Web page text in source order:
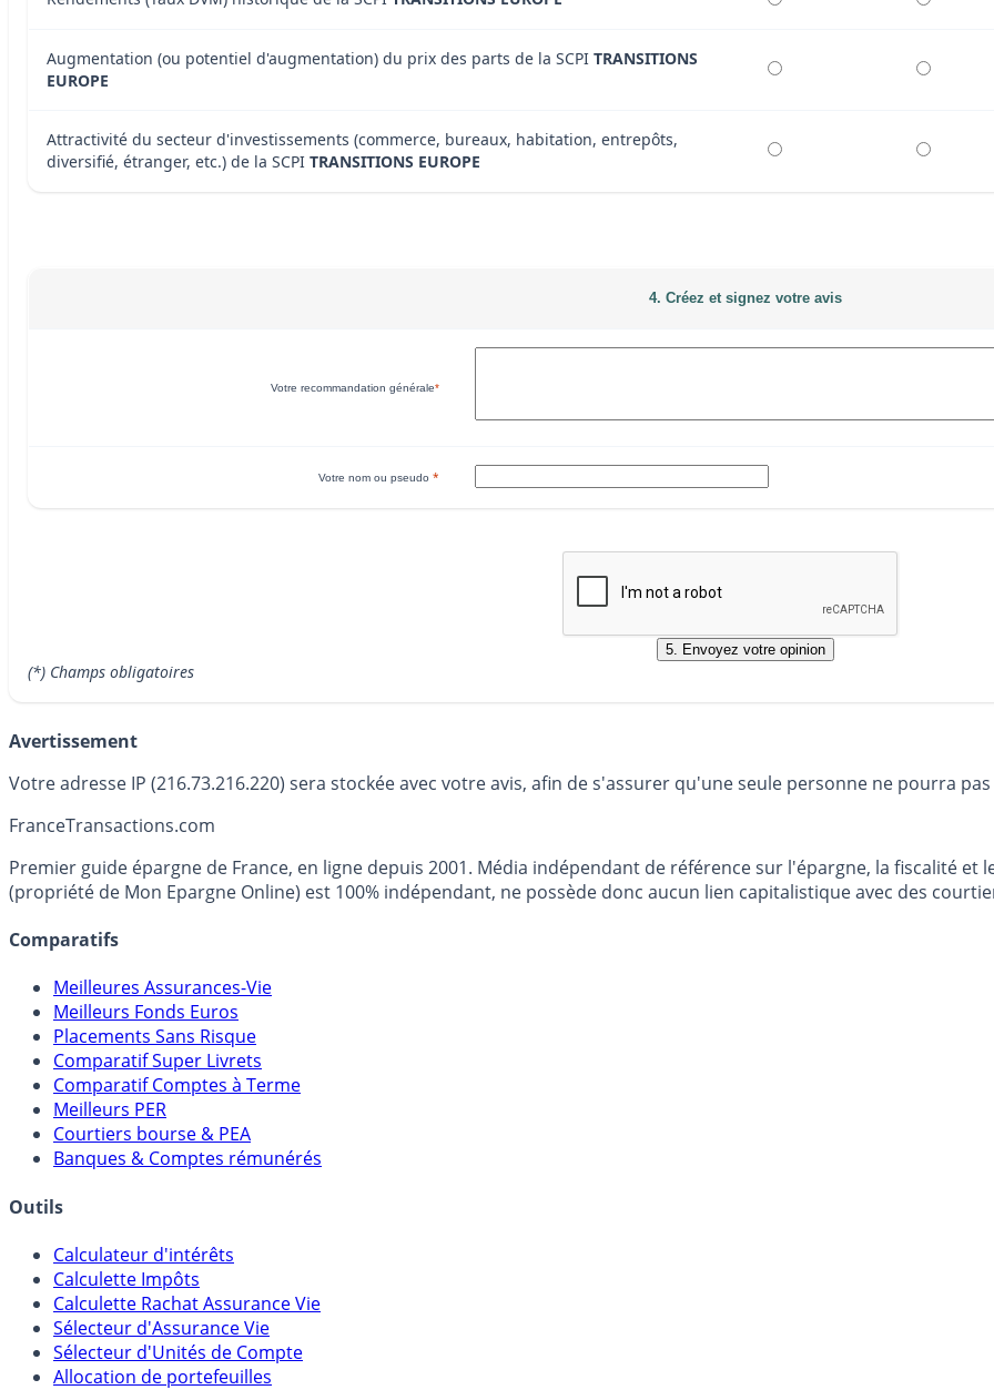
Augmentation (ou potentiel d'augmentation) du prix des parts de la SCPI TRANSITIONS
EUROPE
Attractivité du secteur d'investissements (commerce, bureaux, habitation, entrepôts,
diversifié, étranger, etc.) de la SCPI TRANSITIONS EUROPE
4. Créez et signez votre avis
Votre recommandation générale*
Votre nom ou pseudo *
(*) Champs obligatoires
Avertissement
Votre adresse IP (216.73.216.220) sera stockée avec votre avis, afin de s'assurer qu'une seule personne ne pourra
FranceTransactions.com
Premier guide épargne de France, en ligne depuis 2001. Média indépendant de référence sur l'épargne, la fiscalité
(propriété de Mon Epargne Online) est 100% indépendant, ne possède donc aucun lien capitalistique avec des
Comparatifs
Meilleures Assurances-Vie
Meilleurs Fonds Euros
Placements Sans Risque
Comparatif Super Livrets
Comparatif Comptes à Terme
Meilleurs PER
Courtiers bourse & PEA
Banques & Comptes rémunérés
Outils
Calculateur d'intérêts
Calculette Impôts
Calculette Rachat Assurance Vie
Sélecteur d'Assurance Vie
Sélecteur d'Unités de Compte
Allocation de portefeuilles